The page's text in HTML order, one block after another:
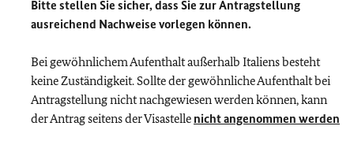
Bitte stellen Sie sicher, dass Sie zur Antragstellung
ausreichend Nachweise vorlegen können.
Bei gewöhnlichem Aufenthalt außerhalb Italiens besteht
keine Zuständigkeit. Sollte der gewöhnliche Aufenthalt bei
Antragstellung nicht nachgewiesen werden können, kann
der Antrag seitens der Visastelle nicht angenommen werden